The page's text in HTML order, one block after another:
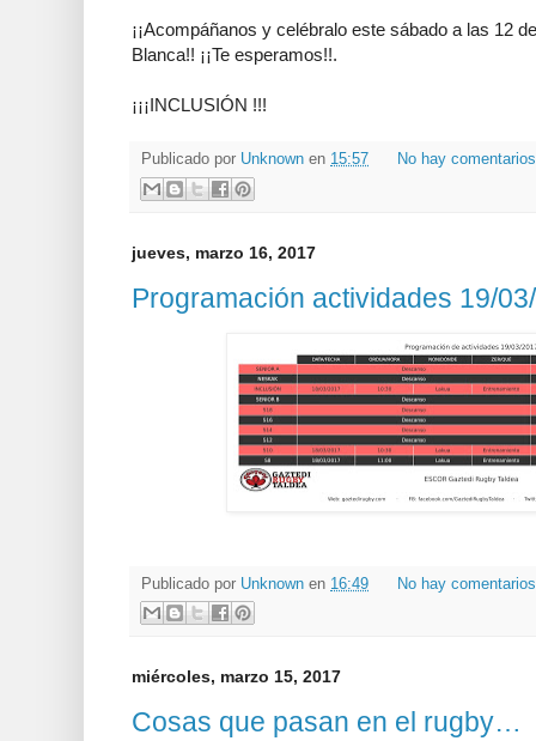
¡¡Acompáñanos y celébralo este sábado a las 12
Blanca!! ¡¡Te esperamos!!.
¡¡¡INCLUSIÓN !!!
Publicado por Unknown en 15:57 No hay
jueves, marzo 16, 2017
Programación actividades 19/
Publicado por Unknown en 16:49 No hay
miércoles, marzo 15, 2017
Cosas que pasan en el rugby…